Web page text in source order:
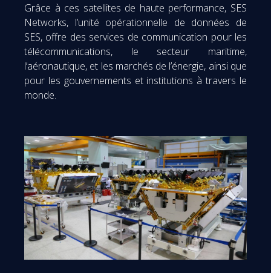
Grâce à ces satellites de haute performance, SES
Networks, l’unité opérationnelle de données de
SES, offre des services de communication pour les
télécommunications, le secteur maritime,
l’aéronautique, et les marchés de l’énergie, ainsi que
pour les gouvernements et institutions à travers le
monde.